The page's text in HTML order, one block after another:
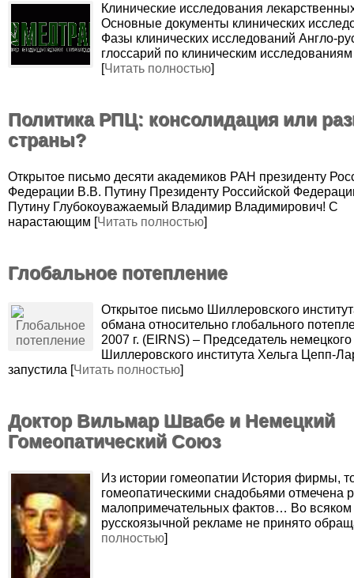
Клинические исследования
Основные документы клинических
Фазы клинических исследований Англо-
глоссарий по клиническим
[Читать полностью]
Политика РПЦ: консолидация или
страны?
Открытое письмо десяти академиков РАН президенту
Федерации В.В. Путину Президенту Российской
Путину Глубокоуважаемый Владимир Владимирович! С
нарастающим [Читать полностью]
Глобальное потепление
Открытое письмо Шиллеровского
обмана относительно глобального
2007 г. (EIRNS) – Председатель немецкого
Шиллеровского института Хельга Цепп-
запустила [Читать полностью]
Доктор Вильмар Швабе и Немецкий
Гомеопатический Союз
Из истории гомеопатии История фирмы,
гомеопатическими снадобьями отмечена
малопримечательных фактов… Во всяком
русскоязычной рекламе не принято
полностью]